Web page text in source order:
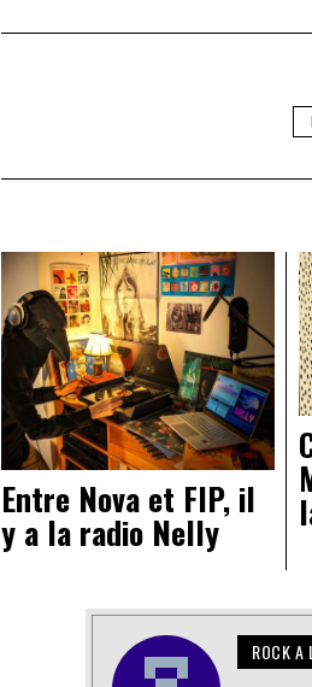
Entre Nova et FIP, il
y a la radio Nelly
ROCK A